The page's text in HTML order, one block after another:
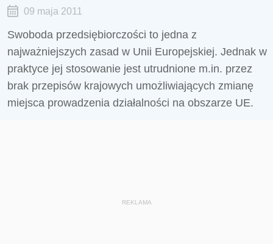
09 maja 2011
Swoboda przedsiębiorczości to jedna z
najważniejszych zasad w Unii Europejskiej. Jednak w
praktyce jej stosowanie jest utrudnione m.in. przez
brak przepisów krajowych umożliwiających zmianę
miejsca prowadzenia działalności na obszarze UE.
REKLAMA